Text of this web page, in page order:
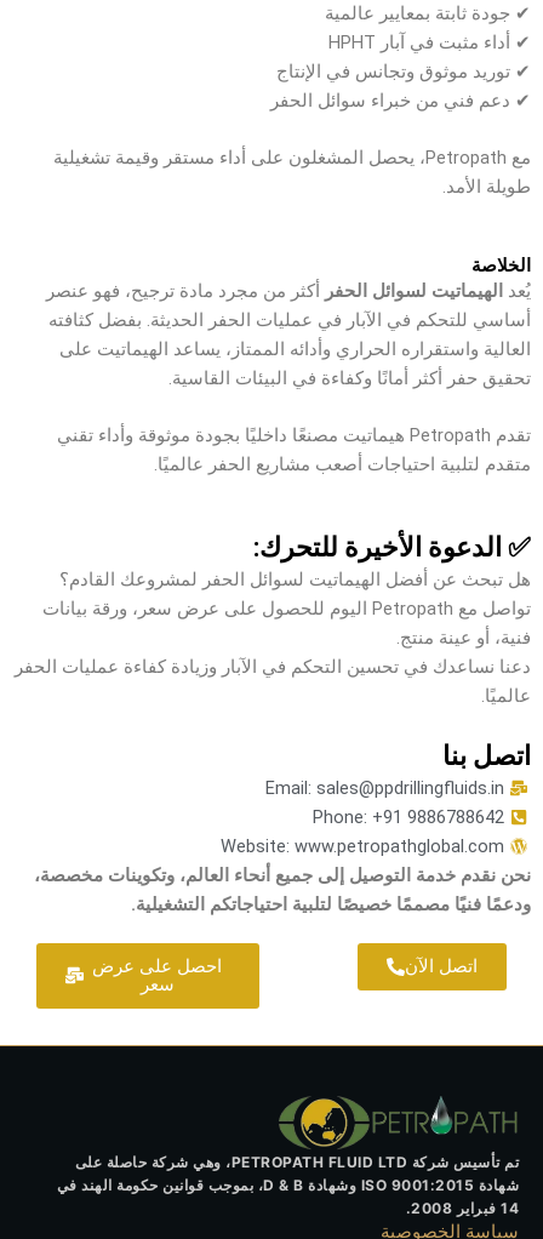
✔ جودة ثابتة بمعايير عالمية
✔ أداء مثبت في آبار HPHT
✔ توريد موثوق وتجانس في الإنتاج
✔ دعم فني من خبراء سوائل الحفر
مع Petropath، يحصل المشغلون على أداء مستقر وقيمة تشغيلية
طويلة الأمد.
الخلاصة
يُعد الهيماتيت لسوائل الحفر أكثر من مجرد مادة ترجيح، فهو عنصر
أساسي للتحكم في الآبار في عمليات الحفر الحديثة. بفضل كثافته
العالية واستقراره الحراري وأدائه الممتاز، يساعد الهيماتيت على
تحقيق حفر أكثر أمانًا وكفاءة في البيئات القاسية.
تقدم Petropath هيماتيت مصنعًا داخليًا بجودة موثوقة وأداء تقني
متقدم لتلبية احتياجات أصعب مشاريع الحفر عالميًا.
✅ الدعوة الأخيرة للتحرك:
هل تبحث عن أفضل الهيماتيت لسوائل الحفر لمشروعك القادم؟
تواصل مع Petropath اليوم للحصول على عرض سعر، ورقة بيانات
فنية، أو عينة منتج.
دعنا نساعدك في تحسين التحكم في الآبار وزيادة كفاءة عمليات الحفر
عالميًا.
اتصل بنا
Email: sales@ppdrillingfluids.in
Phone: +91 9886788642
Website: www.petropathglobal.com
نحن نقدم خدمة التوصيل إلى جميع أنحاء العالم، وتكوينات مخصصة،
ودعمًا فنيًا مصممًا خصيصًا لتلبية احتياجاتكم التشغيلية.
اتصل الآن
احصل على عرض
سعر
تم تأسيس شركة PETROPATH FLUID LTD، وهي شركة حاصلة على
شهادة ISO 9001:2015 وشهادة D & B، بموجب قوانين حكومة الهند في
14 فبراير 2008.
سياسة الخصوصية